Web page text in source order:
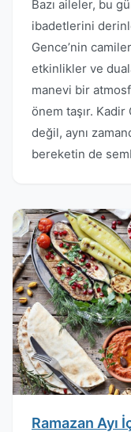
Bazı aileler, bu
ibadetlerini
Gence’nin
etkinlikler ve
manevi bir
önem taşır. Kadir
değil, aynı
bereketin de
Ramazan Ayı